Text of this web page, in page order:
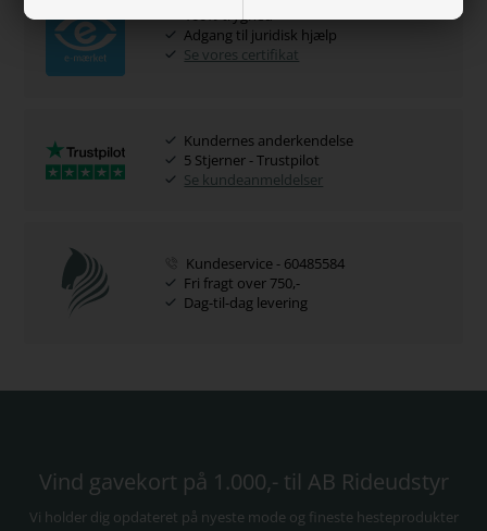
100% tryghed
Adgang til juridisk hjælp
Se vores certifikat
Kundernes anderkendelse
5 Stjerner - Trustpilot
Se kundeanmeldelser
Kundeservice - 60485584
Fri fragt over 750,-
Dag-til-dag levering
Vind gavekort på 1.000,- til AB Rideudstyr
Vi holder dig opdateret på nyeste mode og fineste hesteprodukter